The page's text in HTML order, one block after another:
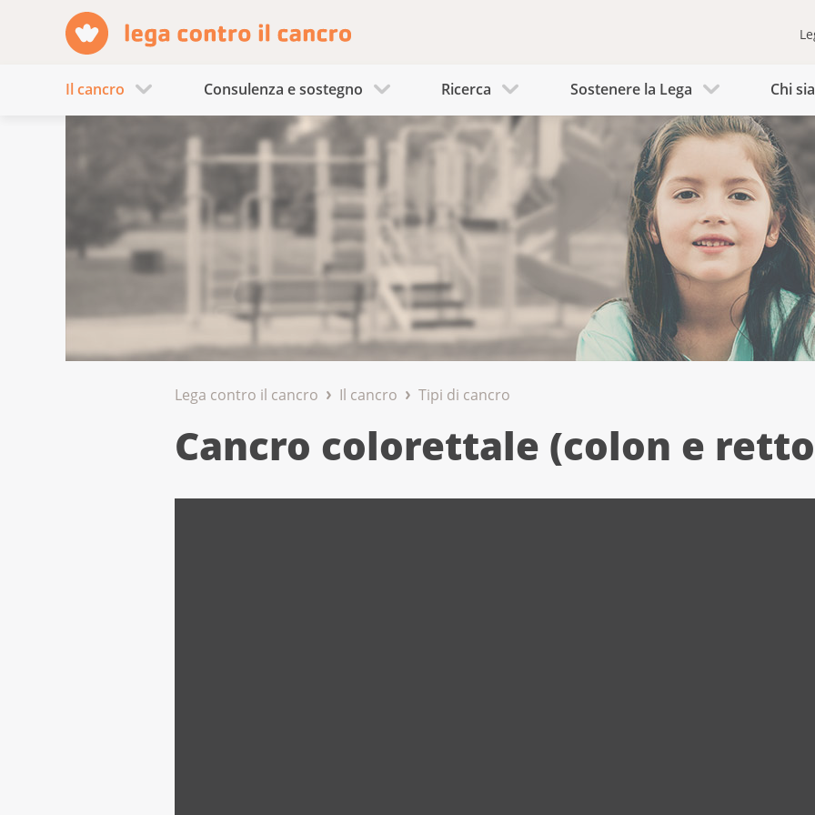
Il cancro Consulenza e sostegno Ricerca Sostenere la Lega Chi
Lega contro il cancro Il cancro Tipi di cancro
Cancro colorettale (colon e